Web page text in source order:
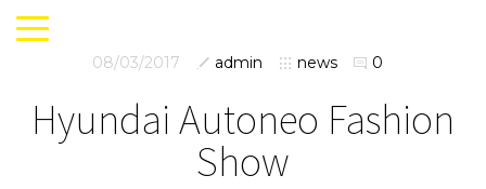
08/03/2017 admin news 0
Hyundai Autoneo Fashion
Show